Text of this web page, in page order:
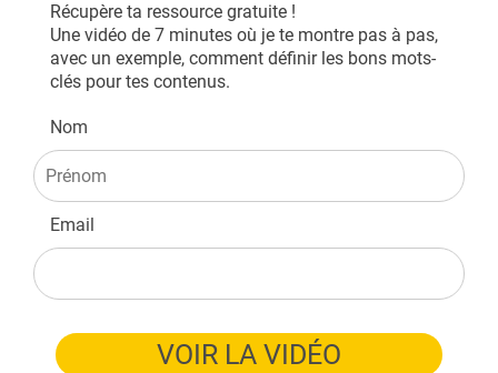
Récupère ta ressource gratuite !
Une vidéo de 7 minutes où je te montre pas à pas,
avec un exemple, comment définir les bons mots-
clés pour tes contenus.
Nom
Email
VOIR LA VIDÉO